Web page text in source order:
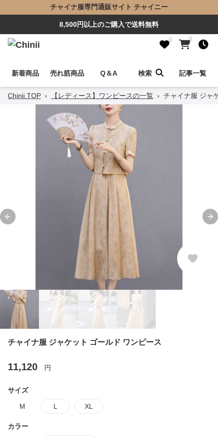
チャイナ服専門通販サイト チャイニー
8,500円以上のご購入で送料無料
0 0
新着商品 売れ筋商品 Q＆A 検索 記事一覧
Chinii TOP › 【レディース】ワンピースの一覧 › チャイナ服 ジャ
Previous slide
チャイナ服 ジャケット ゴールド ワンピース
11,120 円
サイズ
M L XL
カラー